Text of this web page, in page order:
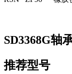
SD3368G轴
推荐型号